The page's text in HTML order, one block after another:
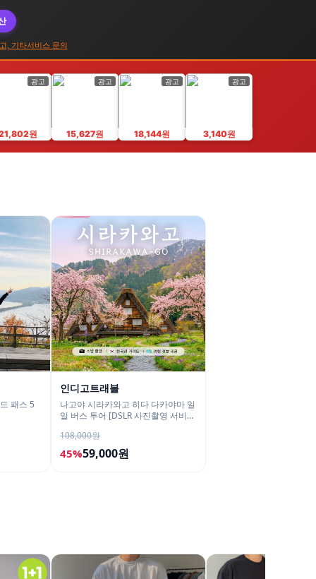
, 기타서비스 문의
광고
원
광고
15,627원
광고
18,144원
광고
3,140원
패스 5
인디고트래블
나고야 시라카와고 히다 다카야마 일
일 버스 투어 [DSLR 사진촬영 서비
108,000원
45%59,000원